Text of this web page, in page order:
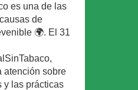
es una de las
de
🌍. El 31
atención sobre
y las prácticas